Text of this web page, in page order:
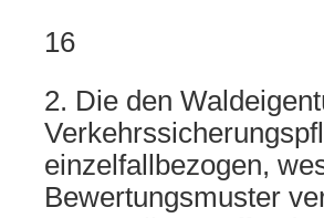
16
2. Die den
einzelfallbezogen,
Bewertungsmuster